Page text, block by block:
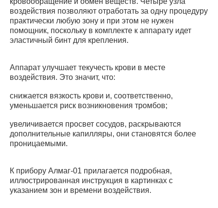
воздействия позволяют отработать за одну процедуру
практически любую зону и при этом не нужен
помощник, поскольку в комплекте к аппарату идет
эластичный бинт для крепления.
Аппарат улучшает текучесть крови в месте
воздействия. Это значит, что:
снижается вязкость крови и, соответственно,
уменьшается риск возникновения тромбов;
увеличивается просвет сосудов, раскрываются
дополнительные капилляры, они становятся более
проницаемыми.
К прибору Алмаг-01 прилагается подробная,
иллюстрированная инструкция в картинках с
указанием зон и времени воздействия.